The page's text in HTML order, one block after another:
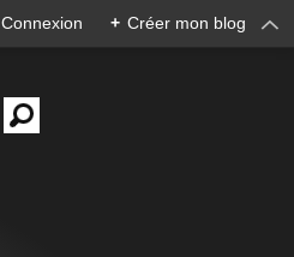
Connexion + Créer mon blog